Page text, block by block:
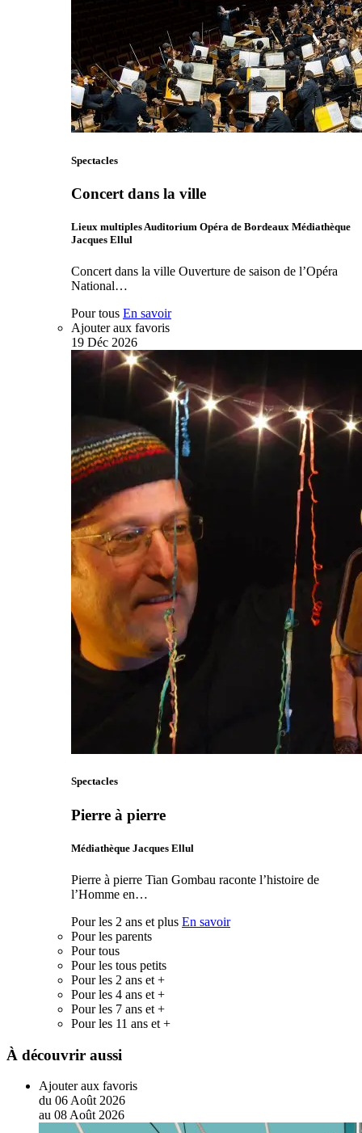
Spectacles
Concert dans la ville
Lieux multiples Auditorium Opéra de Bordeaux Médiathèque
Jacques Ellul
Concert dans la ville Ouverture de saison de l’Opéra
National…
Pour tous En savoir
Ajouter aux favoris
19 Déc 2026
Spectacles
Pierre à pierre
Médiathèque Jacques Ellul
Pierre à pierre Tian Gombau raconte l’histoire de
l’Homme en…
Pour les 2 ans et plus En savoir
Pour les parents
Pour tous
Pour les tous petits
Pour les 2 ans et +
Pour les 4 ans et +
Pour les 7 ans et +
Pour les 11 ans et +
À découvrir aussi
Ajouter aux favoris
du 06 Août 2026
au 08 Août 2026